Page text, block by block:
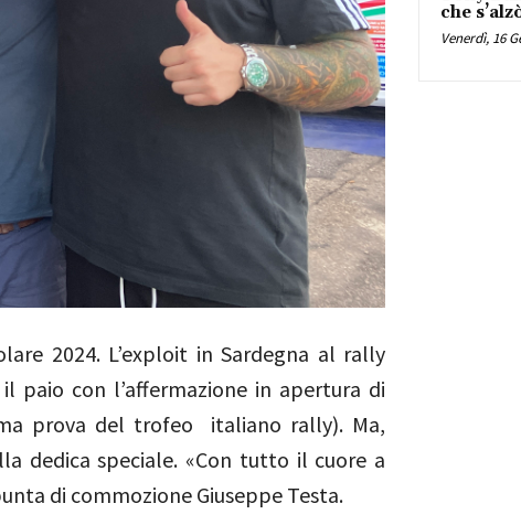
2024. L’exploit in Sardegna al rally
paio con l’affermazione in apertura di
prova del trofeo italiano rally). Ma,
dedica speciale. «Con tutto il cuore a
di commozione Giuseppe Testa.
che
Venerdì, 16